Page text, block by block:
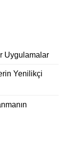
Uygulamalar
Yenilikçi